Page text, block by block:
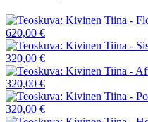
620,00 €
320,00 €
320,00 €
320,00 €